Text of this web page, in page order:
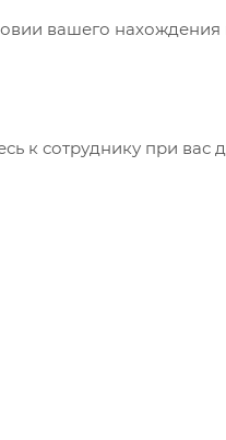
вашего нахождения
к сотруднику при вас